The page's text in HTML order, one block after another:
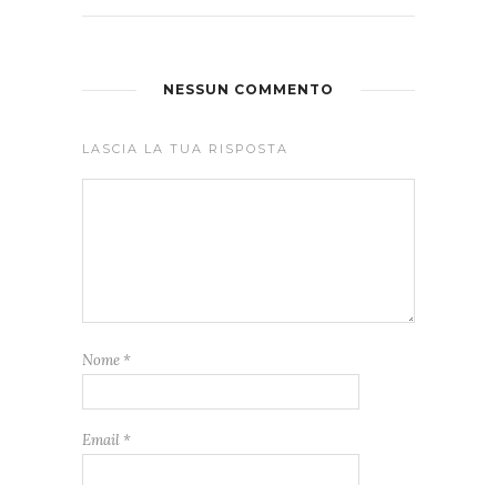
NESSUN COMMENTO
LASCIA LA TUA RISPOSTA
Nome *
Email *